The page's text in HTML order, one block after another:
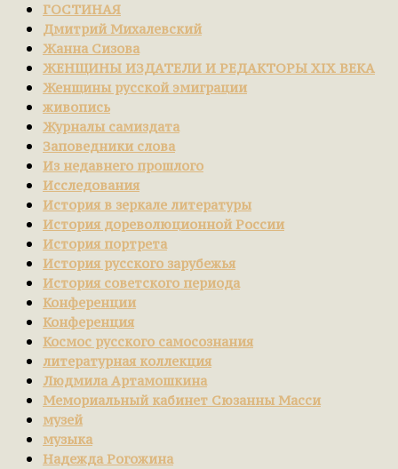
ГОСТИНАЯ
Дмитрий Михалевский
Жанна Сизова
ЖЕНЩИНЫ ИЗДАТЕЛИ И РЕДАКТОРЫ XIX ВЕКА
Женщины русской эмиграции
живопись
Журналы самиздата
Заповедники слова
Из недавнего прошлого
Исследования
История в зеркале литературы
История дореволюционной России
История портрета
История русского зарубежья
История советского периода
Конференции
Конференция
Космос русского самосознания
литературная коллекция
Людмила Артамошкина
Мемориальный кабинет Сюзанны Масси
музей
музыка
Надежда Рогожина